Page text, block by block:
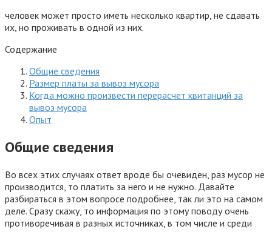
человек может просто иметь несколько квартир, не сдавать
их, но проживать в одной из них.
Содержание
Общие сведения
Размер платы за вывоз мусора
Когда можно произвести перерасчет квитанций за
вывоз мусора
Опыт
Общие сведения
Во всех этих случаях ответ вроде бы очевиден, раз мусор не
производится, то платить за него и не нужно. Давайте
разбираться в этом вопросе подробнее, так ли это на самом
деле. Сразу скажу, то информация по этому поводу очень
противоречивая в разных источниках, в том числе и среди